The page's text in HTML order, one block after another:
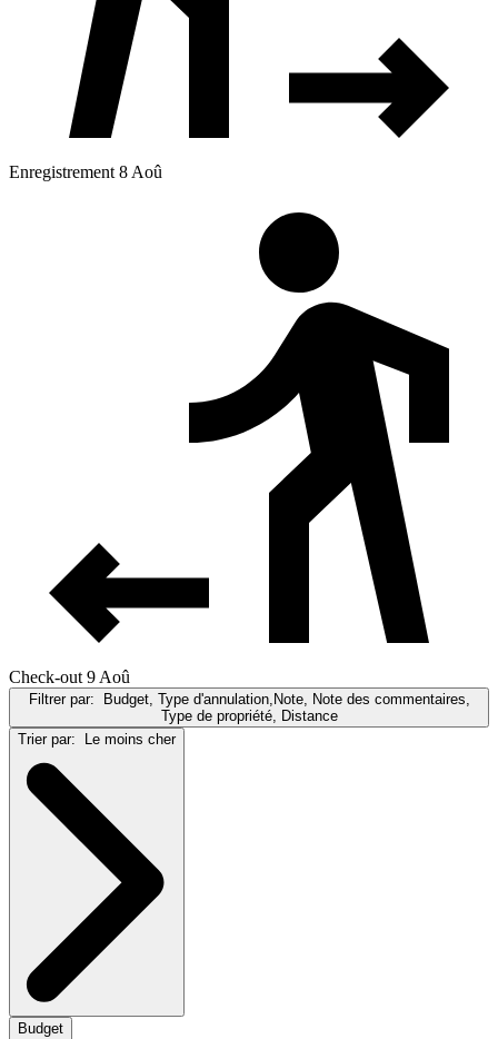
Enregistrement 8 Aoû
Check-out 9 Aoû
Filtrer par: Budget, Type d'annulation,Note, Note des commentaires,
Type de propriété, Distance
Trier par: Le moins cher
Budget